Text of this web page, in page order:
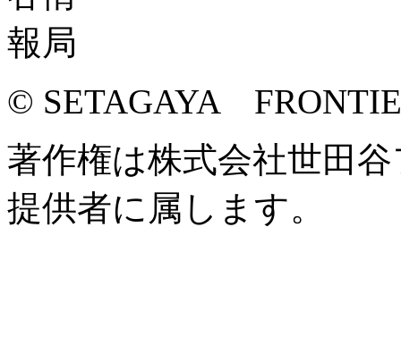
© SETAGAYA
著作権は株式会社世田
提供者に属します。